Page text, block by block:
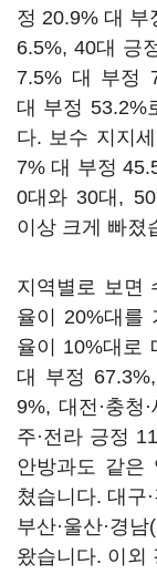
정 20.9% 대 부
6.5%, 40대 긍
7.5% 대 부정
대 부정 53.2%
다. 보수 지지
7% 대 부정
0대와 30대,
이상 크게 빠졌
지역별로 보면
율이 20%대를
율이 10%대로
대 부정
9%, 대전·충청
주·전라 긍정
안방과도 같은
쳤습니다. 대구
부산·울산·경
왔습니다. 이외